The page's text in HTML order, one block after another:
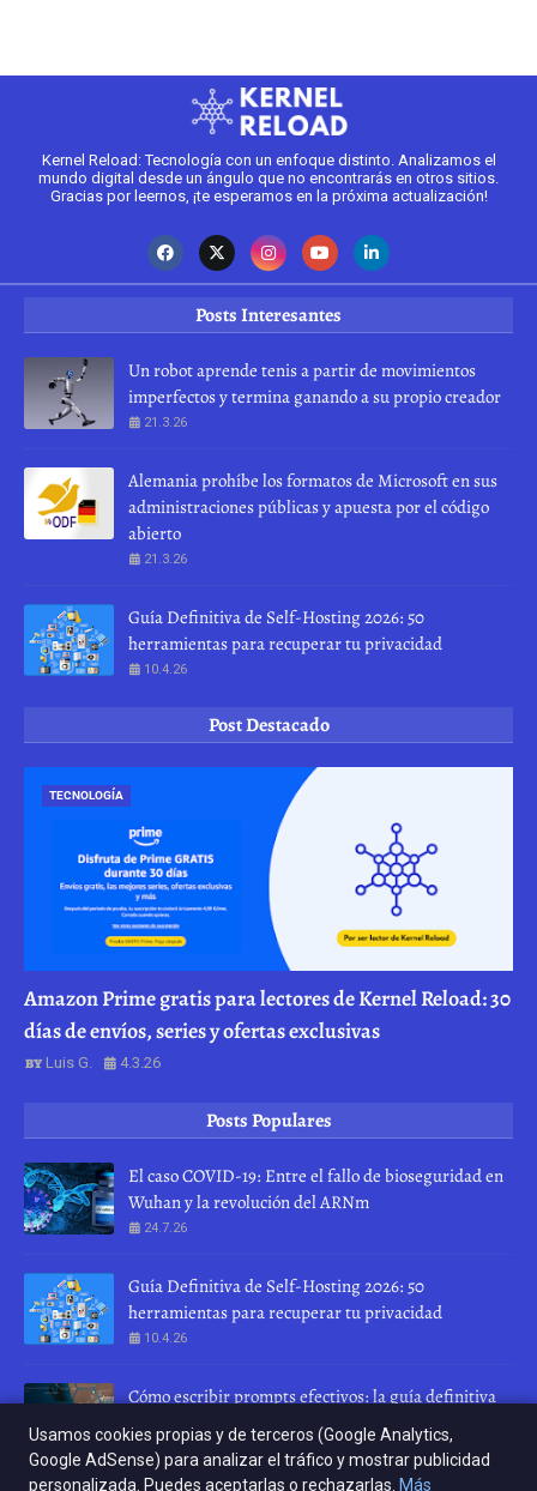
Kernel Reload: Tecnología con un enfoque distinto. Analizamos el
mundo digital desde un ángulo que no encontrarás en otros sitios.
Gracias por leernos, ¡te esperamos en la próxima actualización!
Posts Interesantes
Un robot aprende tenis a partir de movimientos
imperfectos y termina ganando a su propio creador
21.3.26
Alemania prohíbe los formatos de Microsoft en sus
administraciones públicas y apuesta por el código
abierto
21.3.26
Guía Definitiva de Self-Hosting 2026: 50
herramientas para recuperar tu privacidad
10.4.26
Post Destacado
TECNOLOGÍA
Amazon Prime gratis para lectores de Kernel Reload: 30
días de envíos, series y ofertas exclusivas
Luis G. 4.3.26
Posts Populares
El caso COVID-19: Entre el fallo de bioseguridad en
Wuhan y la revolución del ARNm
24.7.26
Guía Definitiva de Self-Hosting 2026: 50
herramientas para recuperar tu privacidad
10.4.26
Cómo escribir prompts efectivos: la guía definitiva
para hablar con una IA
28.7.26
Usamos cookies propias y de terceros (Google Analytics,
Google AdSense) para analizar el tráfico y mostrar publicidad
personalizada. Puedes aceptarlas o rechazarlas. Más